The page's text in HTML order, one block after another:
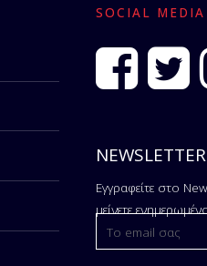
SOCIAL MEDIA
NEWSLETTER
Εγγραφείτε στο
μείνετε